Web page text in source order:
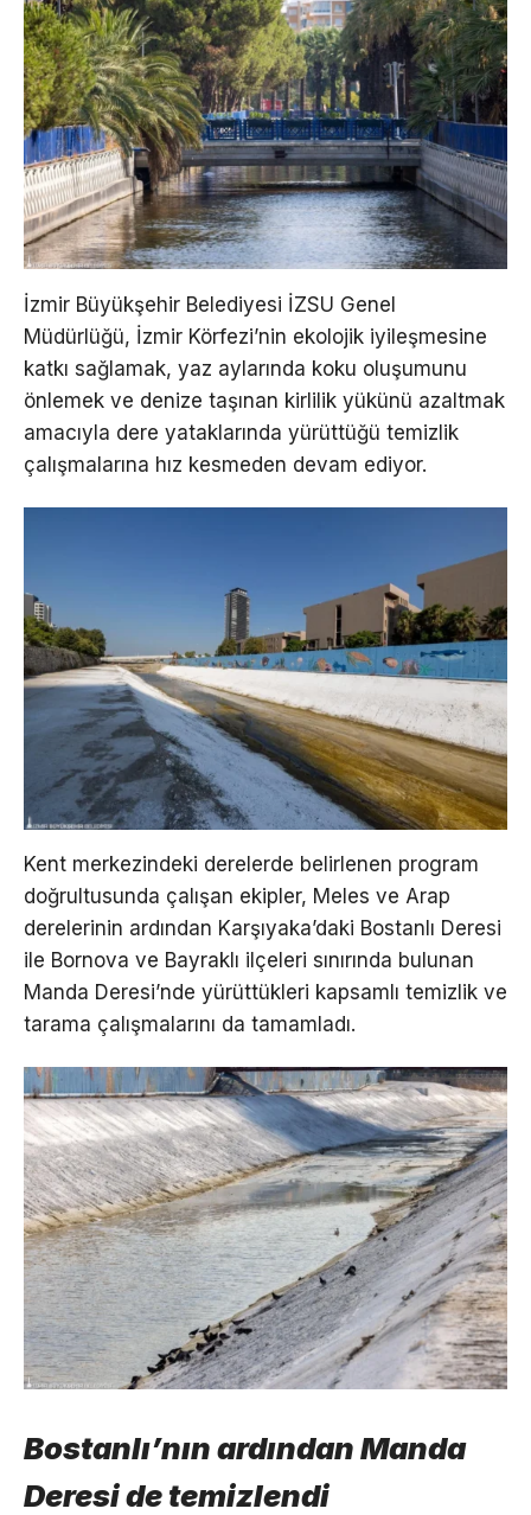
İzmir Büyükşehir Belediyesi İZSU Genel
Müdürlüğü, İzmir Körfezi’nin ekolojik iyileşmesine
katkı sağlamak, yaz aylarında koku oluşumunu
önlemek ve denize taşınan kirlilik yükünü azaltmak
amacıyla dere yataklarında yürüttüğü temizlik
çalışmalarına hız kesmeden devam ediyor.
Kent merkezindeki derelerde belirlenen program
doğrultusunda çalışan ekipler, Meles ve Arap
derelerinin ardından Karşıyaka’daki Bostanlı Deresi
ile Bornova ve Bayraklı ilçeleri sınırında bulunan
Manda Deresi’nde yürüttükleri kapsamlı temizlik ve
tarama çalışmalarını da tamamladı.
Bostanlı’nın ardından Manda
Deresi de temizlendi